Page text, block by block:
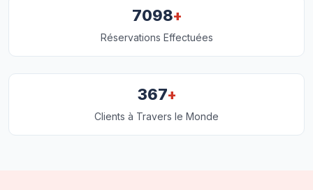
7098+
Réservations Effectuées
367+
Clients à Travers le Monde